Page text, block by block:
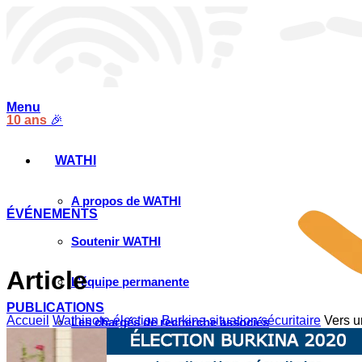
10 ans 🎉
ÉVÉNEMENTS
PUBLICATIONS
Menu
WATHI
A propos de WATHI
Soutenir WATHI
L’équipe permanente
Les chargés de recherche associés
Article
Accueil Wathinote élection Burkina situation sécuritaire Vers